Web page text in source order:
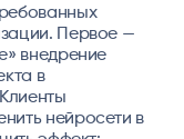
Первое —
внедрение
в
нейросети в